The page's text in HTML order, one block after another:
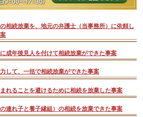
相続放棄を、地元の弁護士（当事務所）に依頼し
成年後見人を付けて相続放棄ができた事案
して、一括で相続放棄ができた事案
れることを避けるために相続を放棄した事案
連れ子と養子縁組）の相続を放棄できた事案